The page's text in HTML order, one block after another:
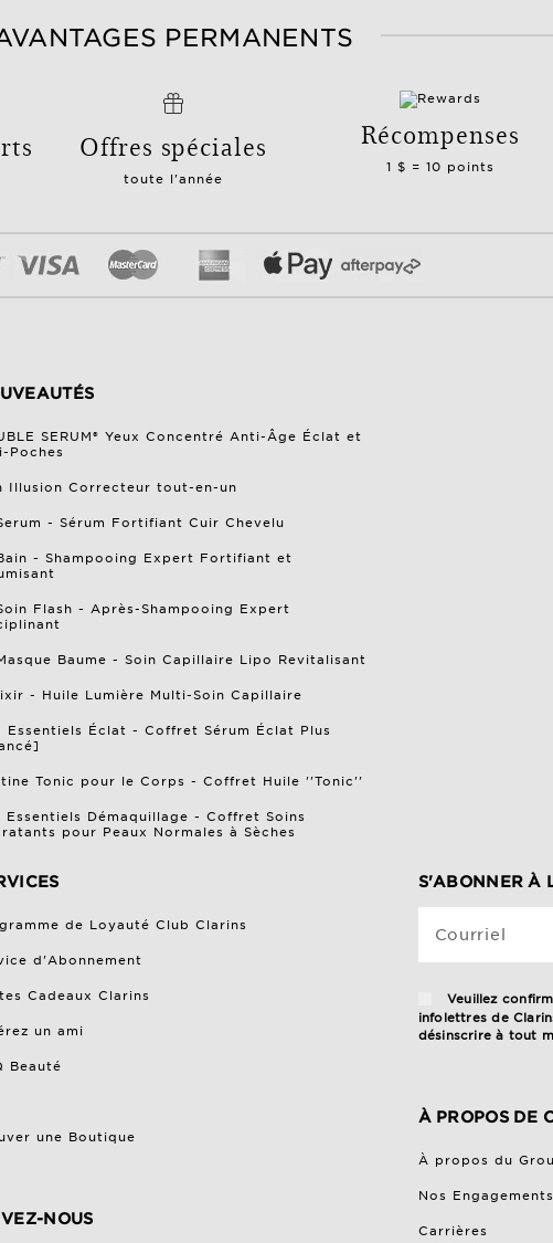
PERMANENTS
Offres spéciales
toute l'année
Récompenses
1 $ = 10 points
SERUM® Yeux Concentré Anti-Âge Éclat et
Poches
Illusion Correcteur tout-en-un
- Sérum Fortifiant Cuir Chevelu
- Shampooing Expert Fortifiant et
Flash - Après-Shampooing Expert
Baume - Soin Capillaire Lipo Revitalisant
- Huile Lumière Multi-Soin Capillaire
Essentiels Éclat - Coffret Sérum Éclat Plus
Tonic pour le Corps - Coffret Huile ''Tonic''
Essentiels Démaquillage - Coffret Soins
pour Peaux Normales à Sèches
de Loyauté Club Clarins
d'Abonnement
Cadeaux Clarins
un ami
Beauté
une Boutique
NOUS
S'ABONNER À
Courriel
Veuillez
infolettres de
désinscrire à tout
À PROPOS DE
À propos du
Nos Engagements
Carrières